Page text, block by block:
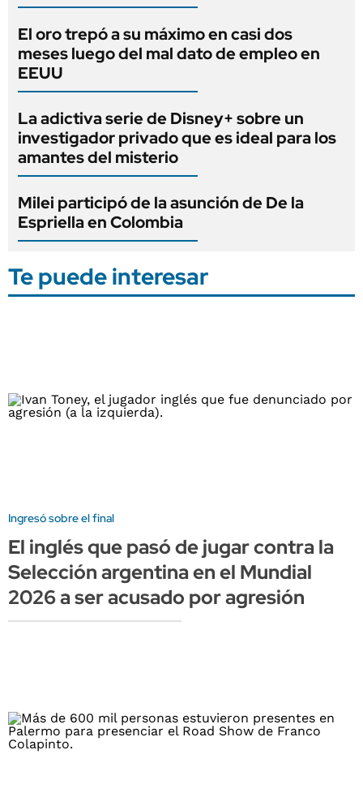
El oro trepó a su máximo en casi dos
meses luego del mal dato de empleo en
EEUU
La adictiva serie de Disney+ sobre un
investigador privado que es ideal para los
amantes del misterio
Milei participó de la asunción de De la
Espriella en Colombia
Te puede interesar
Ingresó sobre el final
El inglés que pasó de jugar contra la
Selección argentina en el Mundial
2026 a ser acusado por agresión